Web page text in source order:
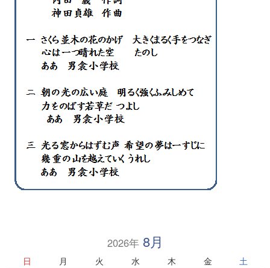
2026年8月
日 月 火 水 木 金 土